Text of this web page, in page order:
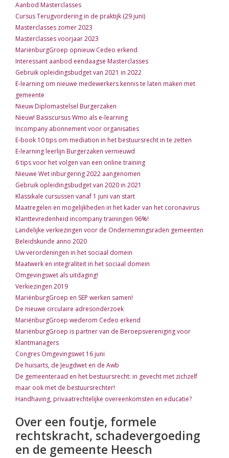
Aanbod Masterclasses
Cursus Terugvordering in de praktijk (29 juni)
Masterclasses zomer 2023
Masterclasses voorjaar 2023
MariënburgGroep opnieuw Cedeo erkend
Interessant aanbod eendaagse Masterclasses
Gebruik opleidingsbudget van 2021 in 2022
E-learning om nieuwe medewerkers kennis te laten maken met
gemeente
Nieuw Diplomastelsel Burgerzaken
Nieuw! Basiscursus Wmo als e-learning
Incompany abonnement voor organisaties
E-book 10 tips om mediation in het bestuursrecht in te zetten
E-learning leerlijn Burgerzaken vernieuwd
6 tips voor het volgen van een online training
Nieuwe Wet inburgering 2022 aangenomen
Gebruik opleidingsbudget van 2020 in 2021
Klassikale cursussen vanaf 1 juni van start
Maatregelen en mogelijkheden in het kader van het coronavirus
Klanttevredenheid incompany trainingen 96%!
Landelijke verkiezingen voor de Ondernemingsraden gemeenten
Beleidskunde anno 2020
Uw verordeningen in het sociaal domein
Maatwerk en integraliteit in het sociaal domein
Omgevingswet als uitdaging!
Verkiezingen 2019
MariënburgGroep en SEP werken samen!
De nieuwe circulaire adresonderzoek
MariënburgGroep wederom Cedeo erkend
MariënburgGroep is partner van de Beroepsvereniging voor
Klantmanagers
Congres Omgevingswet 16 juni
De huisarts, de Jeugdwet en de Awb
De gemeenteraad en het bestuursrecht: in gevecht met zichzelf
maar ook met de bestuursrechter!
Handhaving, privaatrechtelijke overeenkomsten en educatie?
Over een foutje, formele
rechtskracht, schadevergoeding
en de gemeente Heesch